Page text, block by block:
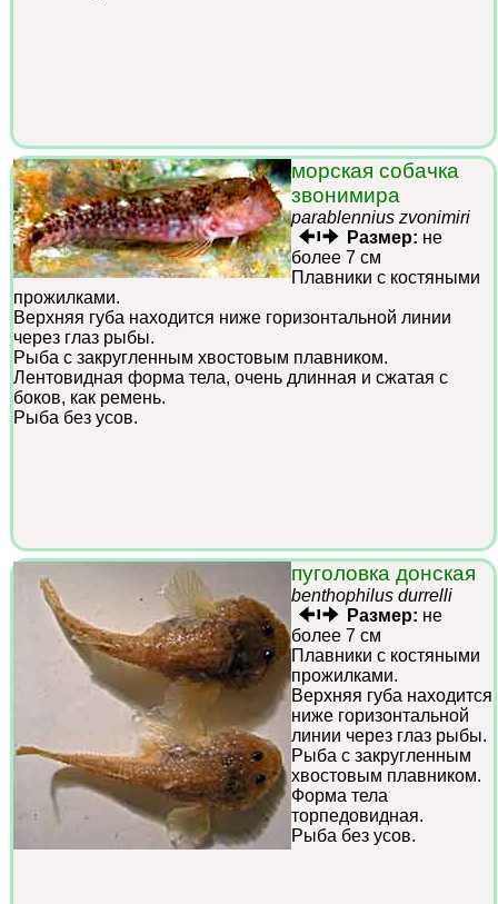
морская собачка
звонимира
parablennius zvonimiri
Размер: не
более 7 см
Плавники с костяными
прожилками.
Верхняя губа находится ниже горизонтальной линии
через глаз рыбы.
Рыба с закругленным хвостовым плавником.
Лентовидная форма тела, очень длинная и сжатая с
боков, как ремень.
Рыба без усов.
пуголовка донская
benthophilus durrelli
Размер: не
более 7 см
Плавники с костяными
прожилками.
Верхняя губа находится
ниже горизонтальной
линии через глаз рыбы.
Рыба с закругленным
хвостовым плавником.
Форма тела
торпедовидная.
Рыба без усов.